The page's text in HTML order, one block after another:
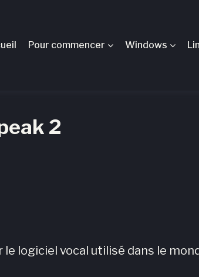
Pour commencer Windows
2
logiciel vocal utilisé dans le